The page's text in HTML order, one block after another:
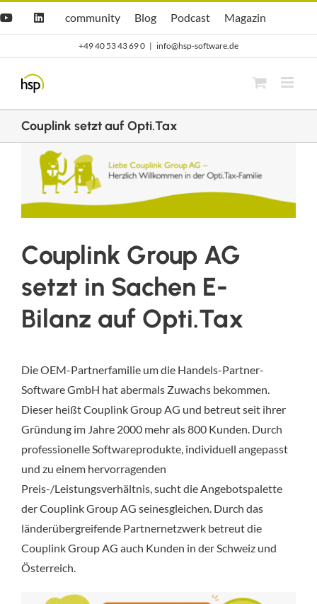
YouTubeLinkedIn
Hsp
community
community
hsp
Blog
Blog Opti.Cast
Podcast Opti.Mag
Magazin
+49 40 53 43 69 0 | info@hsp-software.de
Couplink setzt auf Opti.Tax
Zeige
grösseres
Couplink Group AG
setzt in Sachen E-
Bilanz auf Opti.Tax
Die OEM-Partnerfamilie um die Handels-Partner-
Software GmbH hat abermals Zuwachs bekommen.
Dieser heißt Couplink Group AG und betreut seit ihrer
Gründung im Jahre 2000 mehr als 800 Kunden. Durch
professionelle Softwareprodukte, individuell angepasst
und zu einem hervorragenden
Preis-/Leistungsverhältnis, sucht die Angebotspalette
der Couplink Group AG seinesgleichen. Durch das
länderübergreifende Partnernetzwerk betreut die
Couplink Group AG auch Kunden in der Schweiz und
Österreich.